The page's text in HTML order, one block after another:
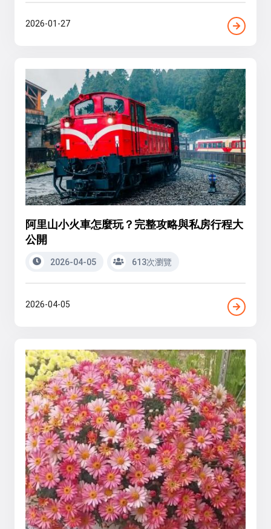
2026-01-27
阿里山小火車怎麼玩？完整攻略與私房行程大
公開
2026-04-05 613次瀏覽
2026-04-05